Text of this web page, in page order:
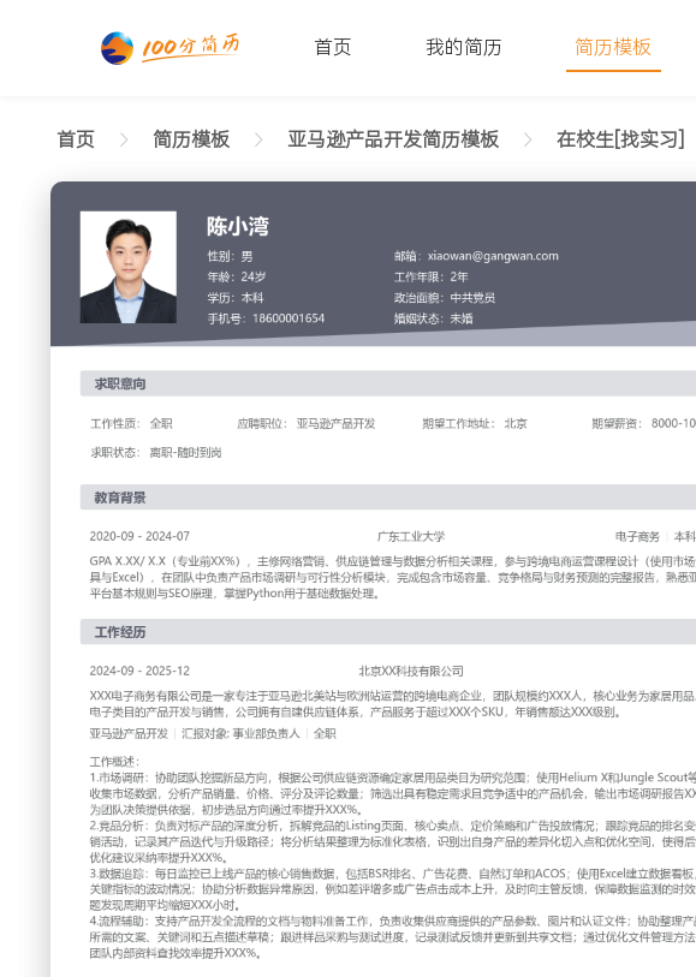
首页 我的简历 简历模板
首页 简历模板 亚马逊产品开发简历模板 在校生[找实习]
返回样式图
正在查看在校生亚马逊产品开发现代简历模板文字版
陈小湾
性别: 男年龄: 26 学历: 本科婚姻状态: 未婚 工作年限: 4年政治面貌: 党员
邮箱: xiaowan@gangwan.com
求职意向
工作性质: 全职应聘职位: 亚马逊产品开发期望工作地址: 北京期望薪资: 8000-10000
工作经历
2024-09 -2025-12 北京XX科技有限公司
XXX电子商务有限公司是一家专注于亚马逊北美站与欧洲站运营的跨境电商企业，团
模约XXX人，核心业务为家居用品、消费电子类目的产品开发与销售，公司拥有自建
链体系，产品服务于超过XXX个SKU，年销售额达XXX级别。
亚马逊产品开发汇报对象：部门总监
工作概述：
1.市场调研：协助团队挖掘新品方向，根据公司供应链资源确定家居用品类目为研究